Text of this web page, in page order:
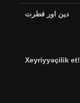
دین اور فطرت
Xeyriyyəçilik et!